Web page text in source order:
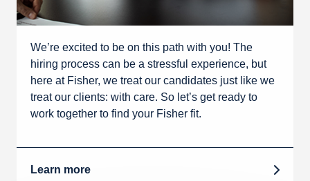
We’re excited to be on this path with you! The
hiring process can be a stressful experience, but
here at Fisher, we treat our candidates just like we
treat our clients: with care. So let’s get ready to
work together to find your Fisher fit.
Learn more